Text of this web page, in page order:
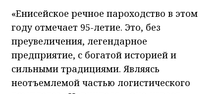
«Енисейское речное пароходство в этом
году отмечает 95-летие. Это, без
преувеличения, легендарное
предприятие, с богатой историей и
сильными традициями. Являясь
неотъемлемой частью логистического